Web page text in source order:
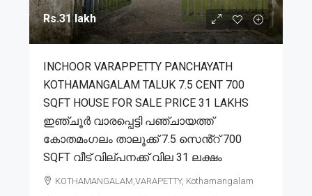
Rs.31 lakh
INCHOOR VARAPPETTY PANCHAYATH
KOTHAMANGALAM TALUK 7.5 CENT 700
SQFT HOUSE FOR SALE PRICE 31 LAKHS
ഇഞ്ചൂർ വാരപ്പെട്ടി പഞ്ചായത്ത്
കോതമംഗലം താലൂക്ക് 7.5 സെൻ്റ് 700
SQFT വീട് വില്പനക്ക് വില 31 ലക്ഷം
KOTHAMANGALAM,VARAPETTY, Kothamangalam